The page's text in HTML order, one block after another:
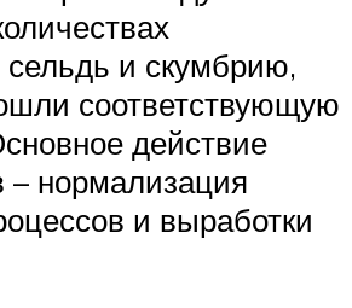
сельдь и скумбрию,
соответствующую
действие
– нормализация
и выработки